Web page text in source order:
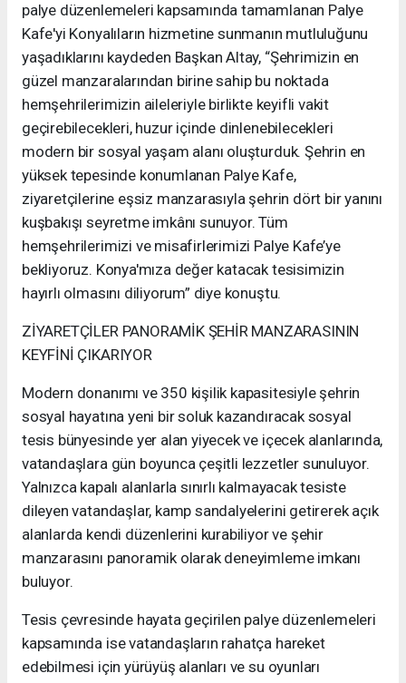
palye düzenlemeleri kapsamında tamamlanan Palye
Kafe'yi Konyalıların hizmetine sunmanın mutluluğunu
yaşadıklarını kaydeden Başkan Altay, “Şehrimizin en
güzel manzaralarından birine sahip bu noktada
hemşehrilerimizin aileleriyle birlikte keyifli vakit
geçirebilecekleri, huzur içinde dinlenebilecekleri
modern bir sosyal yaşam alanı oluşturduk. Şehrin en
yüksek tepesinde konumlanan Palye Kafe,
ziyaretçilerine eşsiz manzarasıyla şehrin dört bir yanını
kuşbakışı seyretme imkânı sunuyor. Tüm
hemşehrilerimizi ve misafirlerimizi Palye Kafe’ye
bekliyoruz. Konya'mıza değer katacak tesisimizin
hayırlı olmasını diliyorum” diye konuştu.
ZİYARETÇİLER PANORAMİK ŞEHİR MANZARASININ
KEYFİNİ ÇIKARIYOR
Modern donanımı ve 350 kişilik kapasitesiyle şehrin
sosyal hayatına yeni bir soluk kazandıracak sosyal
tesis bünyesinde yer alan yiyecek ve içecek alanlarında,
vatandaşlara gün boyunca çeşitli lezzetler sunuluyor.
Yalnızca kapalı alanlarla sınırlı kalmayacak tesiste
dileyen vatandaşlar, kamp sandalyelerini getirerek açık
alanlarda kendi düzenlerini kurabiliyor ve şehir
manzarasını panoramik olarak deneyimleme imkanı
buluyor.
Tesis çevresinde hayata geçirilen palye düzenlemeleri
kapsamında ise vatandaşların rahatça hareket
edebilmesi için yürüyüş alanları ve su oyunları